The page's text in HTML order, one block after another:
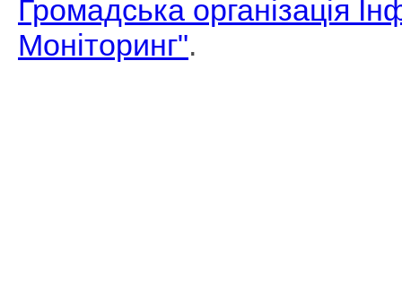
Громадська організація
Моніторинг".